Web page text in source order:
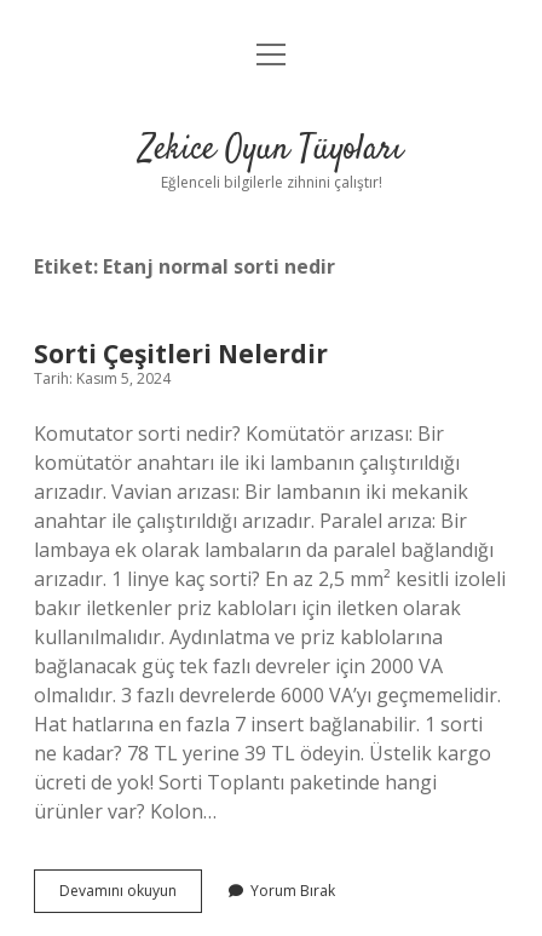
Anasayfa
Yasal Uyarı
menüyü
Zekice Oyun Tüyoları
Eğlenceli bilgilerle zihnini çalıştır!
Etiket: Etanj normal sorti nedir
Sorti Çeşitleri Nelerdir
Tarih: Kasım 5, 2024
Komutator sorti nedir? Komütatör arızası: Bir
komütatör anahtarı ile iki lambanın çalıştırıldığı
arızadır. Vavian arızası: Bir lambanın iki mekanik
anahtar ile çalıştırıldığı arızadır. Paralel arıza: Bir
lambaya ek olarak lambaların da paralel bağlandığı
arızadır. 1 linye kaç sorti? En az 2,5 mm² kesitli izoleli
bakır iletkenler priz kabloları için iletken olarak
kullanılmalıdır. Aydınlatma ve priz kablolarına
bağlanacak güç tek fazlı devreler için 2000 VA
olmalıdır. 3 fazlı devrelerde 6000 VA’yı geçmemelidir.
Hat hatlarına en fazla 7 insert bağlanabilir. 1 sorti
ne kadar? 78 TL yerine 39 TL ödeyin. Üstelik kargo
ücreti de yok! Sorti Toplantı paketinde hangi
ürünler var? Kolon…
Devamını okuyun
Çeşitleri
Yorum Bırak